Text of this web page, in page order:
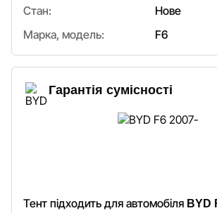
Стан:
Нове
Марка, модель:
F6
Гарантія сумісності
Тент підходить для автомобіля BYD